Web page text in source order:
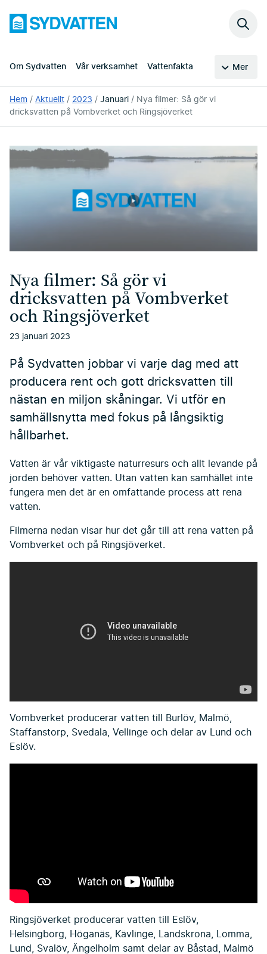
huvudinnehållet
Sydvatten
Om Sydvatten Vår verksamhet Vattenfakta Mer
Sök
Du
är
här:
Hem Aktuellt 2023 Januari
Nya filmer: Så gör vi
dricksvatten på Vombverket och Ringsjöverket
Nya filmer: Så gör vi
dricksvatten på Vombverket
och Ringsjöverket
23 januari 2023
På Sydvatten jobbar vi varje dag med att
producera rent och gott dricksvatten till
nästan en miljon skåningar. Vi utför en
samhällsnytta med fokus på långsiktig
hållbarhet.
Vatten är vår viktigaste naturresurs och allt levande på
jorden behöver vatten. Utan vatten kan samhället inte
fungera men det är en omfattande process att rena
vatten.
Filmerna nedan visar hur det går till att rena vatten på
Vombverket och på Ringsjöverket.
Vombverket producerar vatten till Burlöv, Malmö,
Staffanstorp, Svedala, Vellinge och delar av Lund och
Eslöv.
Ringsjöverket producerar vatten till Eslöv,
Helsingborg, Höganäs, Kävlinge, Landskrona, Lomma,
Lund, Svalöv, Ängelholm samt delar av Båstad, Malmö